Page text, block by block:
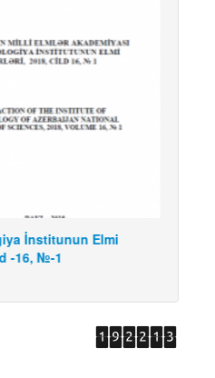
İnstitunun Elmi
-16, №-1